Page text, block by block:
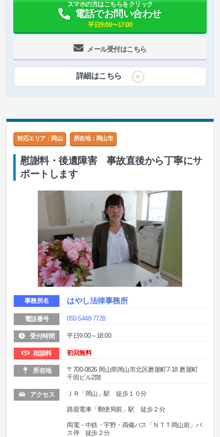
メール受付はこちら
スマホの方はこちらをクリック
電話でお問い合わせ
平日9:00〜17:00
詳細はこちら
対応エリア：岡山 所在地： 岡山市
慰謝料・後遺障害 事故直後から丁寧にサ
ポートします
事務所名 はやし法律事務所
電話番号 050-5448-7728
受付時間 平日9:00～18:00
相談料 初回無料
所在地
〒700-0826 岡山県岡山市北区磨屋町7-18 磨屋町
千田ビル2階
アクセス ＪＲ「岡山」駅 徒歩１０分
路面電車「郵便局前」駅 徒歩２分
岡電・中鉄・宇野・両備バス「ＮＴＴ岡山前」バ
ス停 徒歩２分